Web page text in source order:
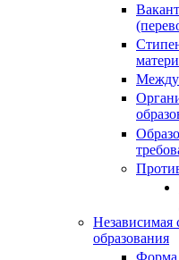
Независимая
образования